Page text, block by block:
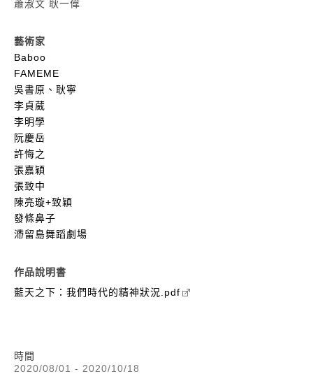
蕭淑文 耿一偉
藝術家
Baboo
FAMEME
吳書原、耿寧
李貞葳
李明學
阮慶岳
許悔之
張嘉穎
張致中
陳亮璇+致穎
發條鼻子
滯留島舞蹈劇場
作品說明書
藍天之下：我們時代的精神狀況.pdf
時間
2020/08/01 - 2020/10/18